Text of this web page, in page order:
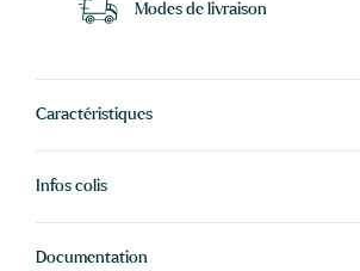
Modes de livraison
Caractéristiques
Infos colis
Documentation